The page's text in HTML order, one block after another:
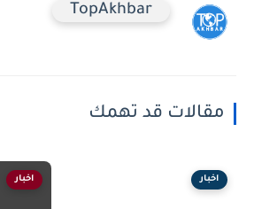
TopAkhbar
مقالات قد تهمك
اخبار اخبار